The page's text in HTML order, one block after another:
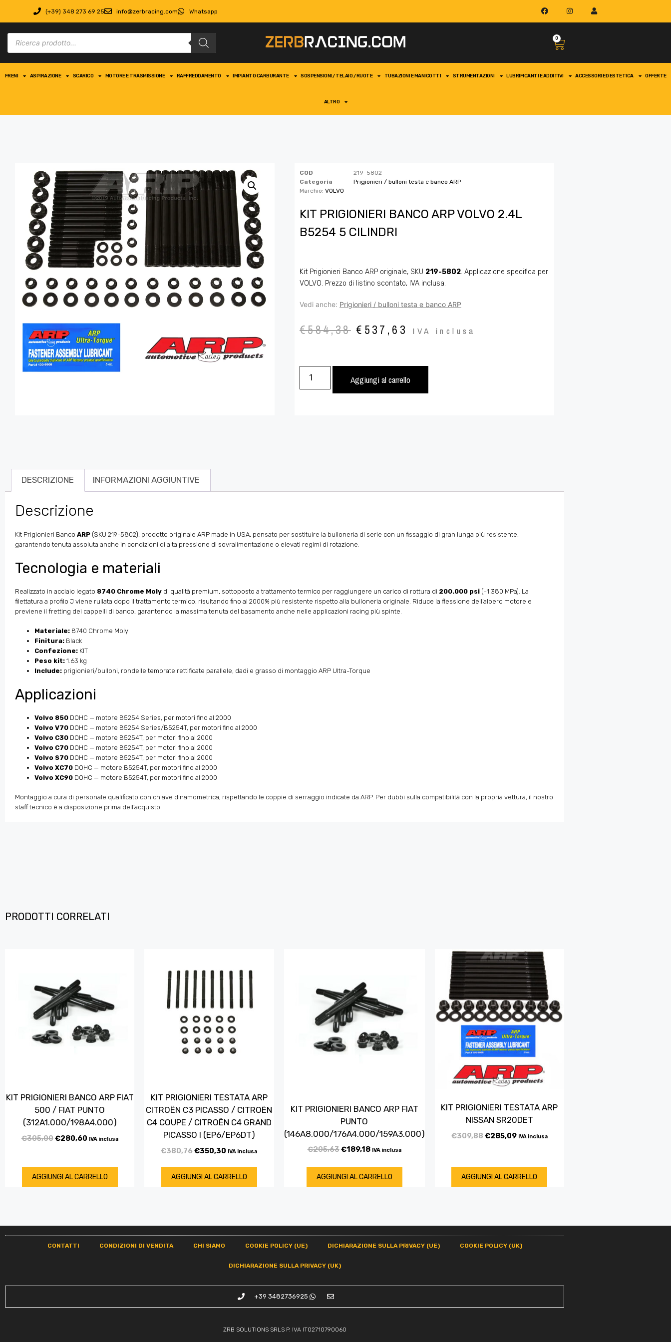
(+39) 348 273 69 25 info@zerbracing.com Whatsapp
0
FRENI ASPIRAZIONE SCARICO MOTORE E TRASMISSIONE RAFFREDDAMENTO IMPIANTO CARBURANTE SOSPENSIONI / TELAIO / RUOTE TUBAZIONI E MANICOTTI STRUMENTAZIONI LUBRIFICANTI E ADDITIVI ACCESSORI ED ESTETICA OFFERTE
ALTRO
COD
219-5802
Categoria
Prigionieri / bulloni testa e banco ARP
Marchio: VOLVO
KIT PRIGIONIERI BANCO ARP VOLVO 2.4L
B5254 5 CILINDRI
Kit Prigionieri Banco ARP originale, SKU 219-5802. Applicazione specifica per
VOLVO. Prezzo di listino scontato, IVA inclusa.
Vedi anche: Prigionieri / bulloni testa e banco ARP
€584,38 € 537,63 IVA inclusa
Aggiungi al carrello
DESCRIZIONE INFORMAZIONI AGGIUNTIVE
Descrizione
Kit Prigionieri Banco ARP (SKU 219-5802), prodotto originale ARP made in USA, pensato per sostituire la bulloneria di serie con un fissaggio di gran lunga più resistente,
garantendo tenuta assoluta anche in condizioni di alta pressione di sovralimentazione o elevati regimi di rotazione.
Tecnologia e materiali
Realizzato in acciaio legato 8740 Chrome Moly di qualità premium, sottoposto a trattamento termico per raggiungere un carico di rottura di 200.000 psi (~1.380 MPa). La
filettatura a profilo J viene rullata dopo il trattamento termico, risultando fino al 2000% più resistente rispetto alla bulloneria originale. Riduce la flessione dell’albero motore e
previene il fretting dei cappelli di banco, garantendo la massima tenuta del basamento anche nelle applicazioni racing più spinte.
Materiale: 8740 Chrome Moly
Finitura: Black
Confezione: KIT
Peso kit: 1.63 kg
Include: prigionieri/bulloni, rondelle temprate rettificate parallele, dadi e grasso di montaggio ARP Ultra-Torque
Applicazioni
Volvo 850 DOHC — motore B5254 Series, per motori fino al 2000
Volvo V70 DOHC — motore B5254 Series/B5254T, per motori fino al 2000
Volvo C30 DOHC — motore B5254T, per motori fino al 2000
Volvo C70 DOHC — motore B5254T, per motori fino al 2000
Volvo S70 DOHC — motore B5254T, per motori fino al 2000
Volvo XC70 DOHC — motore B5254T, per motori fino al 2000
Volvo XC90 DOHC — motore B5254T, per motori fino al 2000
Montaggio a cura di personale qualificato con chiave dinamometrica, rispettando le coppie di serraggio indicate da ARP. Per dubbi sulla compatibilità con la propria vettura, il nostro
staff tecnico è a disposizione prima dell’acquisto.
PRODOTTI CORRELATI
KIT PRIGIONIERI BANCO ARP FIAT
500 / FIAT PUNTO
(312A1.000/198A4.000)
€305,00€280,60 IVA inclusa
AGGIUNGI AL CARRELLO
KIT PRIGIONIERI TESTATA ARP
CITROËN C3 PICASSO / CITROËN
C4 COUPE / CITROËN C4 GRAND
PICASSO I (EP6/EP6DT)
€380,76€350,30 IVA inclusa
AGGIUNGI AL CARRELLO
KIT PRIGIONIERI BANCO ARP FIAT
PUNTO
(146A8.000/176A4.000/159A3.000)
€205,63€189,18 IVA inclusa
AGGIUNGI AL CARRELLO
KIT PRIGIONIERI TESTATA ARP
NISSAN SR20DET
€309,88€285,09 IVA inclusa
AGGIUNGI AL CARRELLO
CONTATTI CONDIZIONI DI VENDITA CHI SIAMO COOKIE POLICY (UE) DICHIARAZIONE SULLA PRIVACY (UE) COOKIE POLICY (UK)
DICHIARAZIONE SULLA PRIVACY (UK)
+39 3482736925
ZRB SOLUTIONS SRLS P. IVA IT02710790060